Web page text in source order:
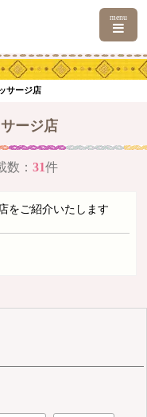
menu
サージ店
ージ店
数： 31件
をご紹介いたします